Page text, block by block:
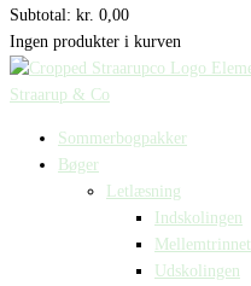
Subtotal: kr. 0,00
Ingen produkter i kurven
Straarup & Co
Sommerbogpakker
Bøger
Letlæsning
Indskolingen
Mellemtrinnet
Udskolingen